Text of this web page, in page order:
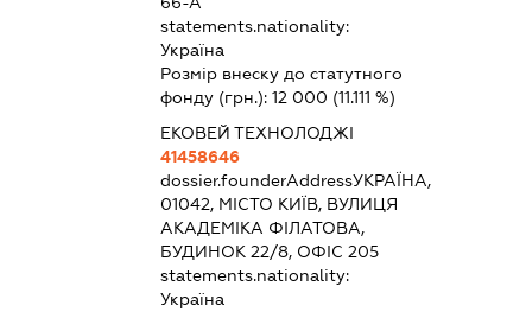
statements.nationality:
Україна
Розмір внеску до статутного
фонду (грн.):12 000 (11.111 %)
ЕКОВЕЙ ТЕХНОЛОДЖІ
41458646
dossier.founderAddressУКРАЇНА,
01042, МІСТО КИЇВ, ВУЛИЦЯ
АКАДЕМІКА ФІЛАТОВА,
БУДИНОК 22/8, ОФІС 205
statements.nationality:
Україна